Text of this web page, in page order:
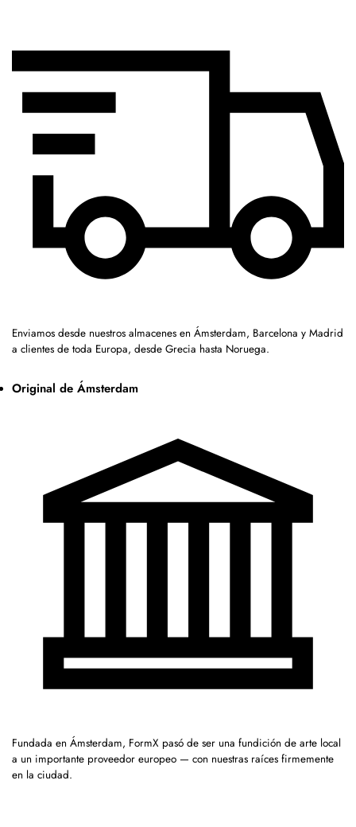
Enviamos desde nuestros almacenes en Ámsterdam, Barcelona y Madrid
a clientes de toda Europa, desde Grecia hasta Noruega.
Original de Ámsterdam
Fundada en Ámsterdam, FormX pasó de ser una fundición de arte local
a un importante proveedor europeo — con nuestras raíces firmemente
en la ciudad.